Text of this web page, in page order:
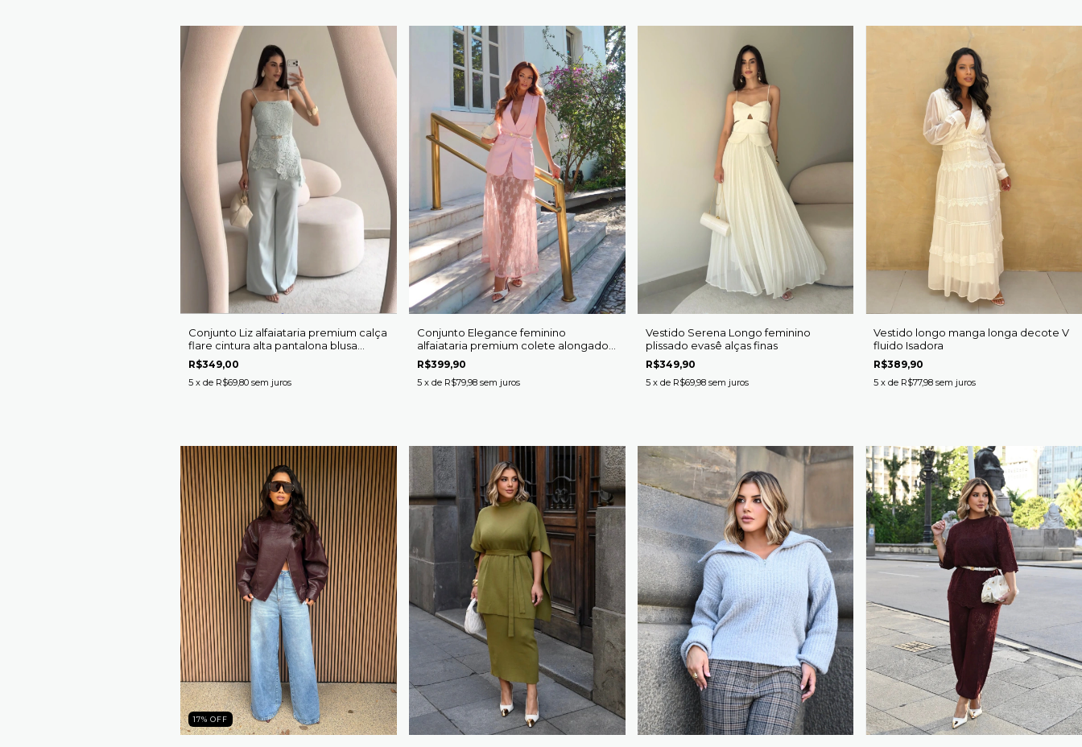
Conjunto Liz alfaiataria premium calça
flare cintura alta pantalona blusa
regata assimétrica
R$349,00
5 x de R$69,80 sem juros
Conjunto Elegance feminino
alfaiataria premium colete alongado
forrado cinto saia renda longa
R$399,90
5 x de R$79,98 sem juros
Vestido Serena Longo feminino
plissado evasê alças finas
R$349,90
5 x de R$69,98 sem juros
Vestido longo manga longa decote V
fluido Isadora
R$389,90
5 x de R$77,98 sem juros
17% OFF